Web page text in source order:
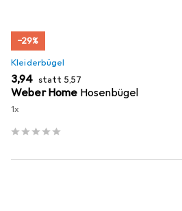
−29%
Kleiderbügel
EUR
3,94 statt EUR
5,57
Weber Home Hosenbügel
1x